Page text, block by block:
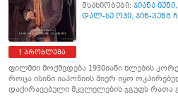
პრობლემა
მსახიობები: ჯიანა იუნი,
დალ-სუ ოჰი, ჯინ-ვუნგ
ფილმში მოქმედება 1930იანი წლების
როცა ისინი იაპონიის მიერ იყო
დაქირავებული მკვლელების ჯგუფს რათა